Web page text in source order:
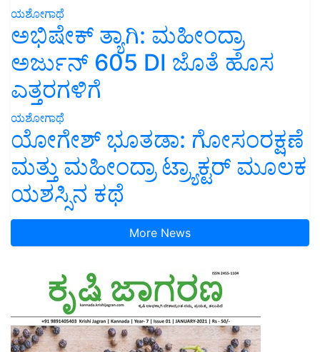
ಯಶೋಗಾಥೆ
ಅಭಿಷೇಕ್ ತ್ಯಾಗಿ: ಮಹೀಂದ್ರಾ
ಅರ್ಜುನ್ 605 DI ಜೊತೆ ಹೊಸ
ಎತ್ತರಗಳಿಗೆ
ಯಶೋಗಾಥೆ
ಯೋಗೇಶ್ ಭೂತಡಾ: ಗೋಸಂರಕ್ಷಣೆ
ಮತ್ತು ಮಹೀಂದ್ರಾ ಟ್ರ್ಯಾಕ್ಟರ್ ಮೂಲಕ
ಯಶಸ್ಸಿನ ಕಥೆ
More News